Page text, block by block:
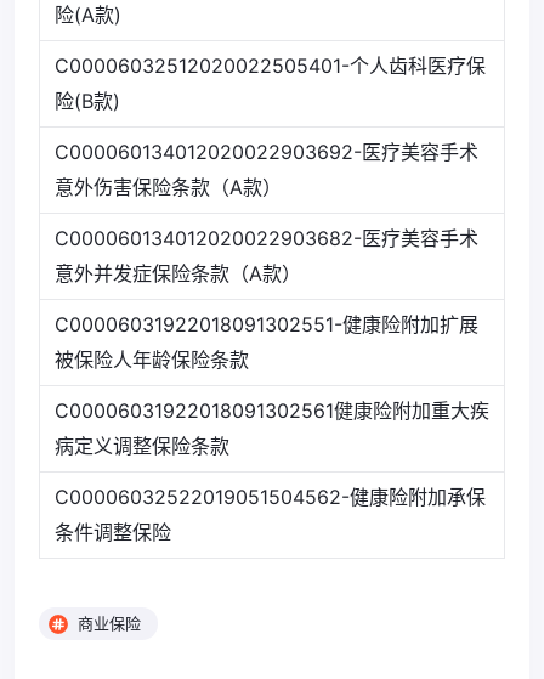
险(A款)
C00006032512020022505401-个人齿科医疗保
险(B款)
C000060134012020022903692-医疗美容手术
意外伤害保险条款（A款）
C000060134012020022903682-医疗美容手术
意外并发症保险条款（A款）
C00006031922018091302551-健康险附加扩展
被保险人年龄保险条款
C00006031922018091302561健康险附加重大疾
病定义调整保险条款
C00006032522019051504562-健康险附加承保
条件调整保险
商业保险